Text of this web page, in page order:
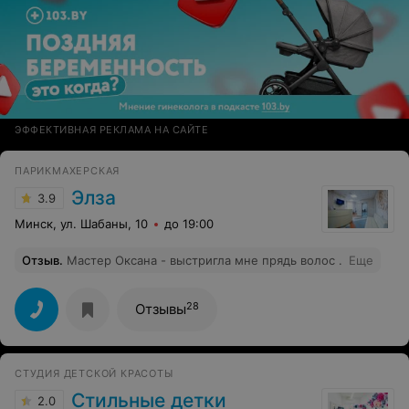
ЭФФЕКТИВНАЯ РЕКЛАМА НА САЙТЕ
ПАРИКМАХЕРСКАЯ
3.9 Элза
Минск, ул. Шабаны, 10 до 19:00
Отзыв. Мастер Оксана - выстригла мне прядь волос . Еще
Отзывы28
СТУДИЯ ДЕТСКОЙ КРАСОТЫ
2.0 Стильные детки